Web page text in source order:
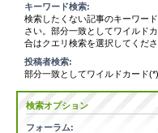
キーワード検索:
検索したくない記事のキーワー
さい。部分一致としてワイルド
合はクエリ検索を選択してくださ
投稿者検索:
部分一致としてワイルドカード
検索オプション
フォーラム: